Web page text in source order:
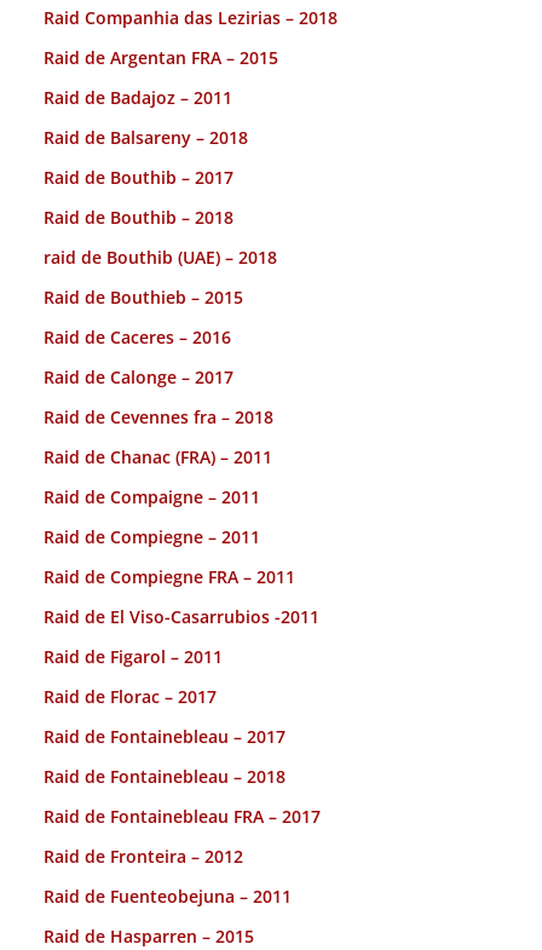
Raid Companhia das Lezirias – 2018
Raid de Argentan FRA – 2015
Raid de Badajoz – 2011
Raid de Balsareny – 2018
Raid de Bouthib – 2017
Raid de Bouthib – 2018
raid de Bouthib (UAE) – 2018
Raid de Bouthieb – 2015
Raid de Caceres – 2016
Raid de Calonge – 2017
Raid de Cevennes fra – 2018
Raid de Chanac (FRA) – 2011
Raid de Compaigne – 2011
Raid de Compiegne – 2011
Raid de Compiegne FRA – 2011
Raid de El Viso-Casarrubios -2011
Raid de Figarol – 2011
Raid de Florac – 2017
Raid de Fontainebleau – 2017
Raid de Fontainebleau – 2018
Raid de Fontainebleau FRA – 2017
Raid de Fronteira – 2012
Raid de Fuenteobejuna – 2011
Raid de Hasparren – 2015